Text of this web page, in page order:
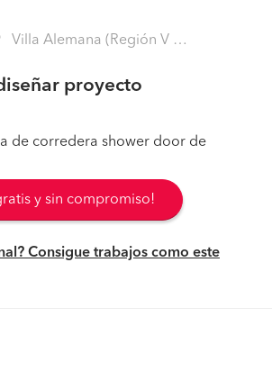
Villa Alemana (Región V Valparaíso - Marga Marga)
proyecto
de corredera shower door de
y sin compromiso!
Consigue trabajos como este